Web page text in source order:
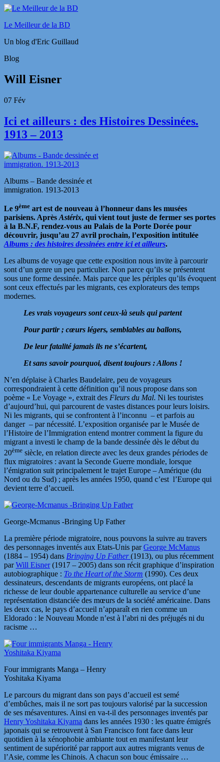
Le Meilleur de la BD
Un blog d'Eric Guillaud
Blog
Will Eisner
07 Fév
Ici et ailleurs : des Histoires Dessinées.
1913 – 2013
Albums – Bande dessinée et
immigration. 1913-2013
Le 9ème art est de nouveau à l’honneur dans les musées
parisiens. Après Astérix, qui vient tout juste de fermer ses portes
à la B.N.F, rendez-vous au Palais de la Porte Dorée pour
découvrir, jusqu’au 27 avril prochain, l’exposition intitulée
Albums : des histoires dessinées entre ici et ailleurs.
Les albums de voyage que cette exposition nous invite à parcourir
sont d’un genre un peu particulier. Non parce qu’ils se présentent
sous une forme dessinée. Mais parce que les périples qu’ils évoquent
sont ceux effectués par les migrants, ces explorateurs des temps
modernes.
Les vrais voyageurs sont ceux-là seuls qui partent
Pour partir ; cœurs légers, semblables au ballons,
De leur fatalité jamais ils ne s’écartent,
Et sans savoir pourquoi, disent toujours : Allons !
N’en déplaise à Charles Baudelaire, peu de voyageurs
correspondraient à cette définition qu’il nous propose dans son
poème « Le Voyage », extrait des Fleurs du Mal. Ni les touristes
d’aujourd’hui, qui parcourent de vastes distances pour leurs loisirs.
Ni les migrants, qui se confrontent à l’inconnu – et parfois au
danger – par nécessité. L’exposition organisée par le Musée de
l’Histoire de l’Immigration entend montrer comment la figure du
migrant a investi le champ de la bande dessinée dès le début du
20ème siècle, en relation directe avec les deux grandes périodes de
flux migratoires : avant la Seconde Guerre mondiale, lorsque
l’émigration suit principalement le trajet Europe – Amérique (du
Nord ou du Sud) ; après les années 1950, quand c’est l’Europe qui
devient terre d’accueil.
George-Mcmanus -Bringing Up Father
La première période migratoire, nous pouvons la suivre au travers
des personnages inventés aux Etats-Unis parGeorge McManus
(1884 – 1954) dans Bringing Up Father(1913), ou plus récemment
parWill Eisner(1917 – 2005) dans son récit graphique d’inspiration
autobiographique : To the Heart of the Storm (1990). Ces deux
dessinateurs, descendants de migrants européens, ont placé la
richesse de leur double appartenance culturelle au service d’une
représentation distanciée des mœurs de la société américaine. Dans
les deux cas, le pays d’accueil n’apparaît en rien comme un
Eldorado : le Nouveau Monde n’est à l’abri ni des préjugés ni du
racisme …
Four immigrants Manga – Henry
Yoshitaka Kiyama
Le parcours du migrant dans son pays d’accueil est semé
d’embûches, mais il ne sort pas toujours valorisé par la succession
de ses mésaventures. Ainsi en va-t-il des personnages inventés par
Henry Yoshitaka Kiyama dans les années 1930 : les quatre émigrés
japonais qui se retrouvent à San Francisco font face dans leur
quotidien à la xénophobie ambiante tout en manifestant leur
sentiment de supériorité par rapport aux autres migrants venus de
l’Asie, comme les Chinois. A chacun son bouc émissaire …